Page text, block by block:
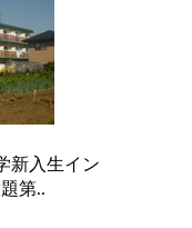
新入生イン
第..